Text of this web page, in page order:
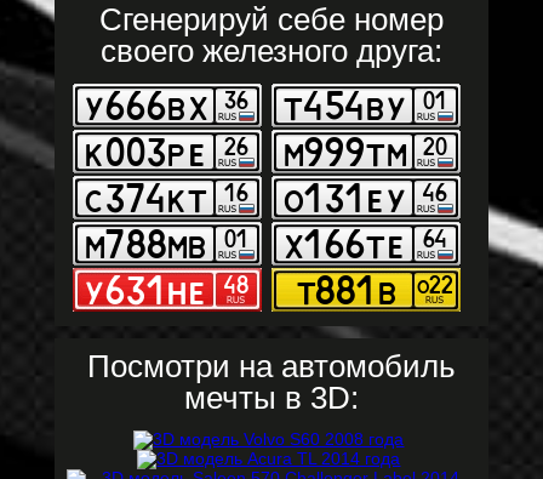
Сгенерируй себе номер
своего железного друга:
Посмотри на автомобиль
мечты в 3D: